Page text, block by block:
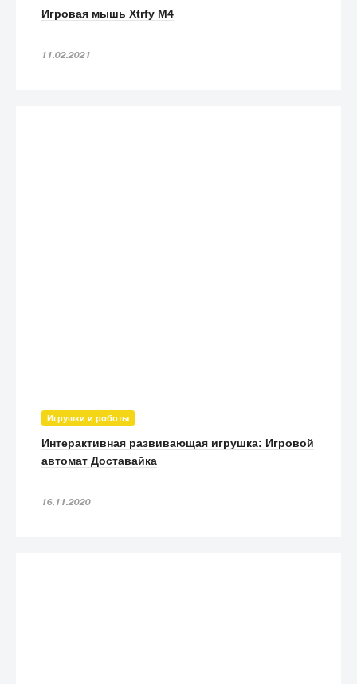
Игровая мышь Xtrfy M4
11.02.2021
Игрушки и роботы
Интерактивная развивающая игрушка: Игровой
автомат Доставайка
16.11.2020